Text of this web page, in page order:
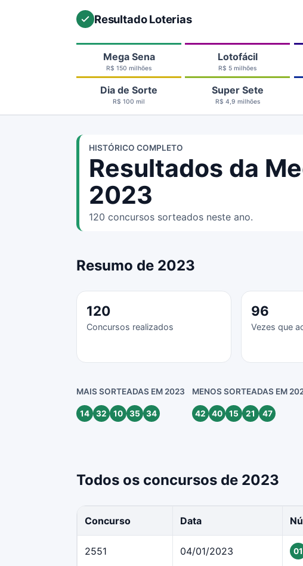
Resultado Loterias
Mega Sena
R$ 150 milhões
Lotofácil
R$ 5 milhões
Dia de Sorte
R$ 100 mil
Super Sete
R$ 4,9 milhões
HISTÓRICO COMPLETO
Resultados da
2023
120 concursos sorteados neste ano.
Resumo de 2023
120
Concursos realizados
96
Vezes que
MAIS SORTEADAS EM 2023
14 32 10 35 34
MENOS SORTEADAS EM
42 40 15 21 47
Todos os concursos de 2023
Concurso Data
2551 04/01/2023 01